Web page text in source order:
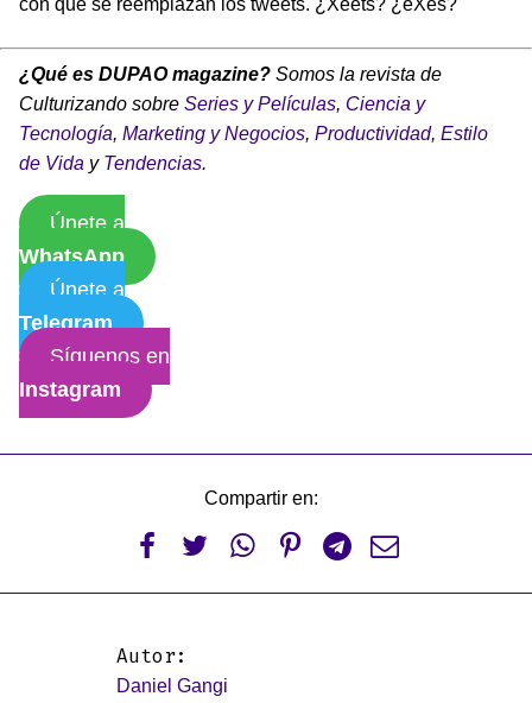
con qué se reemplazan los tweets. ¿Xeets? ¿eXes?
¿Qué es DUPAO magazine? Somos la revista de
Culturizando sobre Series y Películas, Ciencia y
Tecnología, Marketing y Negocios, Productividad, Estilo
de Vida y Tendencias.
Únete a
WhatsApp
Únete a
Telegram
Síguenos en
Instagram
Compartir en:
     
Autor:
Daniel Gangi